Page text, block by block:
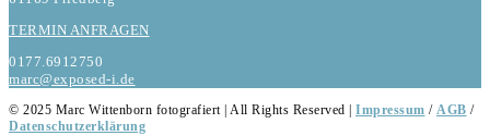
TERMIN ANFRAGEN
0177.6912750
marc@exposed-i.de
© 2025 Marc Wittenborn fotografiert | All Rights Reserved | Impressum / AGB /
Datenschutzerklärung